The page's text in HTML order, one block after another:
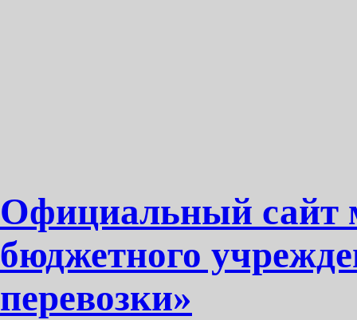
Официальный сайт
бюджетного
перевозки»